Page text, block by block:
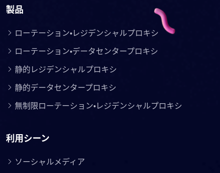
製品
ローテーション・レジデンシャルプロキシ
ローテーション・データセンタープロキシ
静的レジデンシャルプロキシ
静的データセンタープロキシ
無制限ローテーション・レジデンシャルプロキシ
利用シーン
ソーシャルメディア